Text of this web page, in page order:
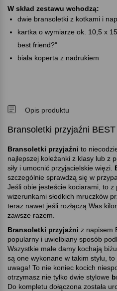
W skład zestawu wchodzą:
dwie bransoletki z kotkami i
kartka o wymiarze ok. 10,5 x
best friend?"
biała koperta z nadrukiem
Opis produktu
Bransoletki przyjaźni
Bransoletki przyjaźni to
najlepszej koleżanki z klasy lub z
siły i umocnić przyjacielskie więzi.
szczególnie sprawdzą się w
Jeśli obie jesteście kociarami, to
wizerunkami słodkich mruczków
teraz nawet jeśli rozłączą Was
zawsze razem.
Bransoletki przyjaźni z napisem
popularny i uwielbiany sposób
Wszystkie małe damy kochają
są one wykonane w takim stylu,
uwaga! To nie koniec kocich
otrzymasz nie tylko dwie stylowe
Do kompletu dołączona została